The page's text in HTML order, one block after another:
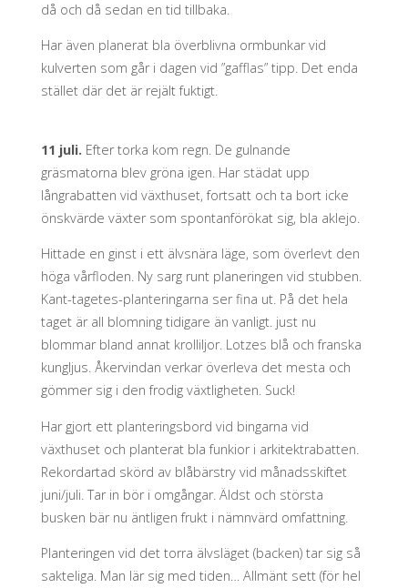
då och då sedan en tid tillbaka.
Har även planerat bla överblivna ormbunkar vid
kulverten som går i dagen vid ”gafflas” tipp. Det enda
stället där det är rejält fuktigt.
11 juli. Efter torka kom regn. De gulnande
gräsmatorna blev gröna igen. Har städat upp
långrabatten vid växthuset, fortsatt och ta bort icke
önskvärde växter som spontanförökat sig, bla aklejo.
Hittade en ginst i ett älvsnära läge, som överlevt den
höga vårfloden. Ny sarg runt planeringen vid stubben.
Kant-tagetes-planteringarna ser fina ut. På det hela
taget är all blomning tidigare än vanligt. just nu
blommar bland annat krolliljor. Lotzes blå och franska
kungljus. Åkervindan verkar överleva det mesta och
gömmer sig i den frodig växtligheten. Suck!
Har gjort ett planteringsbord vid bingarna vid
växthuset och planterat bla funkior i arkitektrabatten.
Rekordartad skörd av blåbärstry vid månadsskiftet
juni/juli. Tar in bör i omgångar. Äldst och största
busken bär nu äntligen frukt i nämnvärd omfattning.
Planteringen vid det torra älvsläget (backen) tar sig så
sakteliga. Man lär sig med tiden… Allmänt sett (för hel